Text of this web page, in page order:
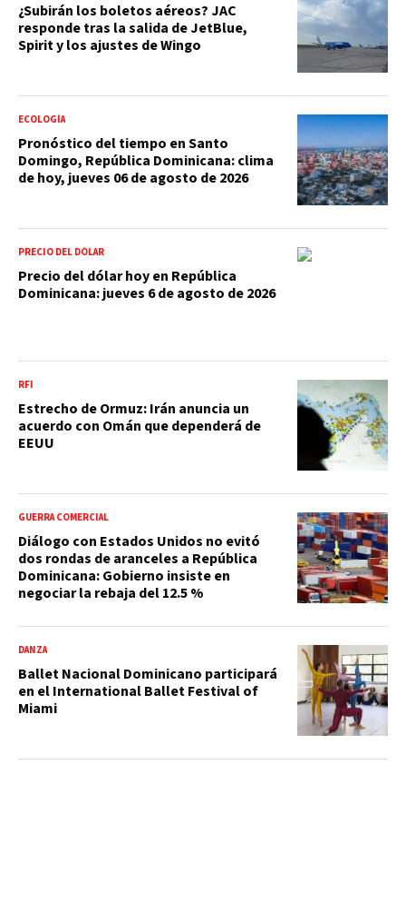
¿Subirán los boletos aéreos? JAC
responde tras la salida de JetBlue,
Spirit y los ajustes de Wingo
ECOLOGÍA
Pronóstico del tiempo en Santo
Domingo, República Dominicana: clima
de hoy, jueves 06 de agosto de 2026
PRECIO DEL DÓLAR
Precio del dólar hoy en República
Dominicana: jueves 6 de agosto de 2026
RFI
Estrecho de Ormuz: Irán anuncia un
acuerdo con Omán que dependerá de
EEUU
GUERRA COMERCIAL
Diálogo con Estados Unidos no evitó
dos rondas de aranceles a República
Dominicana: Gobierno insiste en
negociar la rebaja del 12.5 %
DANZA
Ballet Nacional Dominicano participará
en el International Ballet Festival of
Miami